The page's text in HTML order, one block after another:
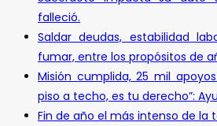
falleció.
Saldar deudas, estabilidad
fumar, entre los propósitos de
Misión cumplida, 25 mil apoyos
piso a techo, es tu derecho”:
Fin de año el más intenso de la